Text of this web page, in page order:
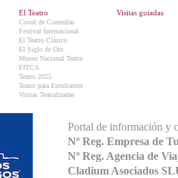
El Teatro
Corral de Comedias
Festival Internacional
El Teatro Clásico
El Siglo de Oro
Museo Nacional Teatro
FITCA
Teatro 2025
Teatro para Estudiantes
Visitas Teatralizadas
Visitas guiadas
Portal de información y
Nº Reg. Empresa de
Nº Reg. Agencia de
Cladium Asociados